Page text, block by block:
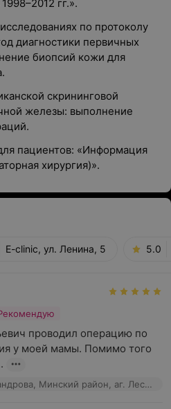
гг.».
по протоколу
диагностики первичных
биопсий кожи для
скрининговой
железы: выполнение
пациентов: «Информация
хирургия)».
E-clinic, ул. Ленина, 5 5.0
проводил операцию по
у моей мамы. Помимо того
РНПЦ ОМР им. Н.Н. Александрова, Минский район, аг. Лесной, 66к7